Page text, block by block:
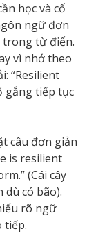
học và cố
ngữ đơn
từ điển.
vì nhớ theo
“Resilient
gắng tiếp tục
câu đơn giản
is resilient
(Cái cây
có bão).
rõ ngữ
tiếp.